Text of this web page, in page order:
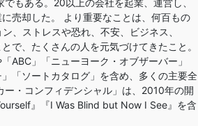
売却した。 より重要なことは、何百もの
、ストレスや恐れ、不安、ビジネス、
で、たくさんの人を元気づけてきたこと。
ABC」「ニューヨーク・オブザーバー」
「ソートカタログ」を含め、多くの主要全
・コンフィデンシャル」は、2010年の開
』『I Was Blind but Now I See』を含